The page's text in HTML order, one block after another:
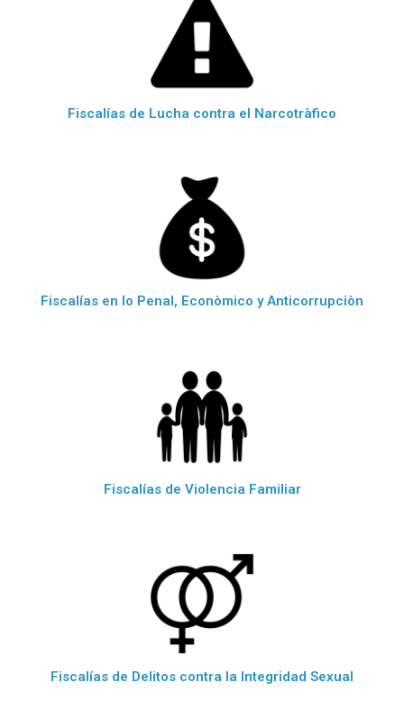
Fiscalías de Lucha contra el Narcotràfico
Fiscalías en lo Penal, Econòmico y Anticorrupciòn
Fiscalías de Violencia Familiar
Fiscalías de Delitos contra la Integridad Sexual